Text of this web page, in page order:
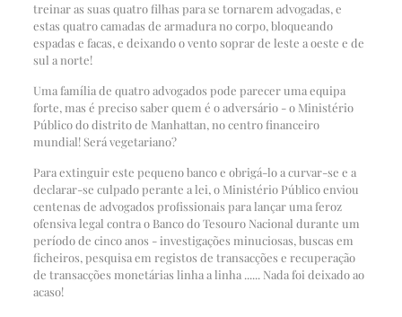
treinar as suas quatro filhas para se tornarem advogadas, e
estas quatro camadas de armadura no corpo, bloqueando
espadas e facas, e deixando o vento soprar de leste a oeste e de
sul a norte!
Uma família de quatro advogados pode parecer uma equipa
forte, mas é preciso saber quem é o adversário - o Ministério
Público do distrito de Manhattan, no centro financeiro
mundial! Será vegetariano?
Para extinguir este pequeno banco e obrigá-lo a curvar-se e a
declarar-se culpado perante a lei, o Ministério Público enviou
centenas de advogados profissionais para lançar uma feroz
ofensiva legal contra o Banco do Tesouro Nacional durante um
período de cinco anos - investigações minuciosas, buscas em
ficheiros, pesquisa em registos de transacções e recuperação
de transacções monetárias linha a linha ...... Nada foi deixado ao
acaso!